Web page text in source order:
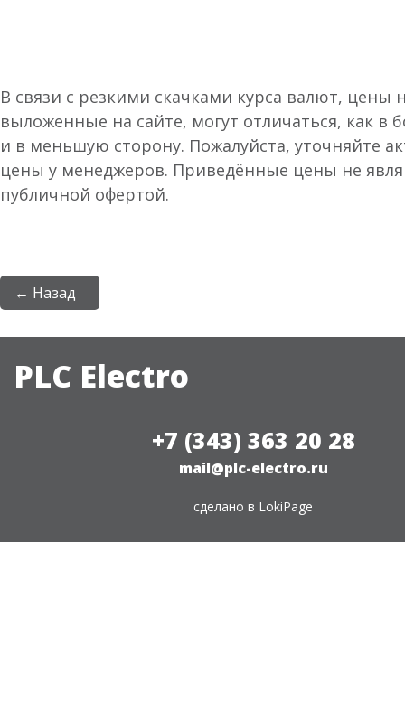
В связи с резкими скачками курса валют, цены
выложенные на сайте, могут отличаться, как в
и в меньшую сторону. Пожалуйста, уточняйте
цены у менеджеров. Приведённые цены не
публичной офертой.
← Назад
PLC Electro
+7 (343) 363 20 28
mail@plc-electro.ru
сделано в LokiPage